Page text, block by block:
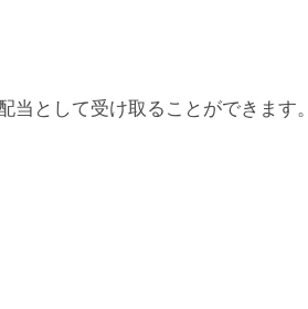
として受け取ることができます。